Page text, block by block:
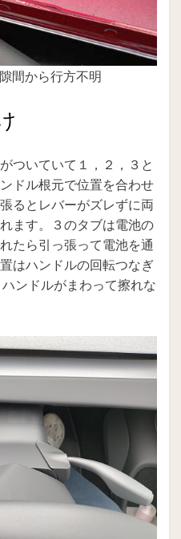
間から行方不明
ついていて１，２，３と
ドル根元で位置を合わせ
るとレバーがズレずに両
ます。３のタブは電池の
たら引っ張って電池を通
はハンドルの回転つなぎ
ンドルがまわって擦れな